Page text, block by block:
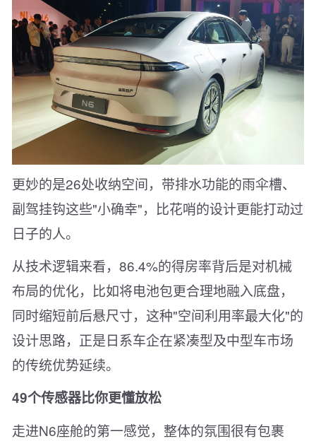
更妙的是26处收纳空间，带排水功能的雨伞槽、
副驾挂钩这些"小确幸"，比花哨的设计更能打动过
日子的人。
从技术逻辑来看，86.4%的得房率背后是对机械
布局的优化，比如将电池包更合理地融入底盘，
同时缩短前后悬尺寸，这种"空间利用率最大化"的
设计思路，正是日系车企在紧凑型及中型车市场
的传统优势延续。
49个传感器比你更懂放松
走进N6座舱的第一感觉，整体的氛围很有包裹